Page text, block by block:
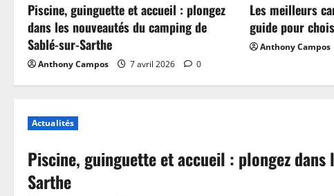
Piscine, guinguette et accueil : plongez
dans les nouveautés du camping de
Sablé-sur-Sarthe
Anthony Campos 7 avril 2026 0
Les meilleurs
guide pour
Anthony Campos
Actualités
Piscine, guinguette et accueil : plongez
Sarthe